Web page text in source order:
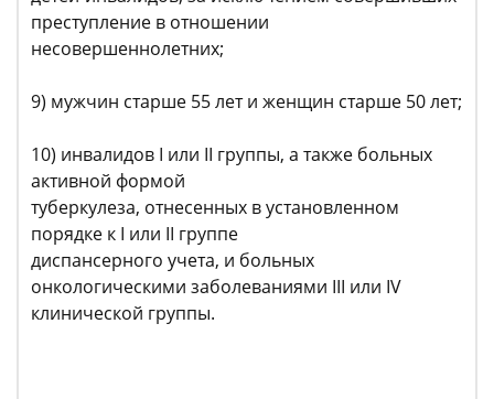
преступление в отношении
несовершеннолетних;
9) мужчин старше 55 лет и женщин старше 50 лет;
10) инвалидов I или II группы, а также больных
активной формой
туберкулеза, отнесенных в установленном
порядке к I или II группе
диспансерного учета, и больных
онкологическими заболеваниями III или IV
клинической группы.